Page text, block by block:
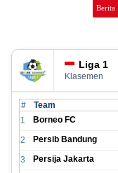
Berita
Liga 1
Klasemen
# Team
1 Borneo FC
2
Persib Bandung
3
Persija Jakarta